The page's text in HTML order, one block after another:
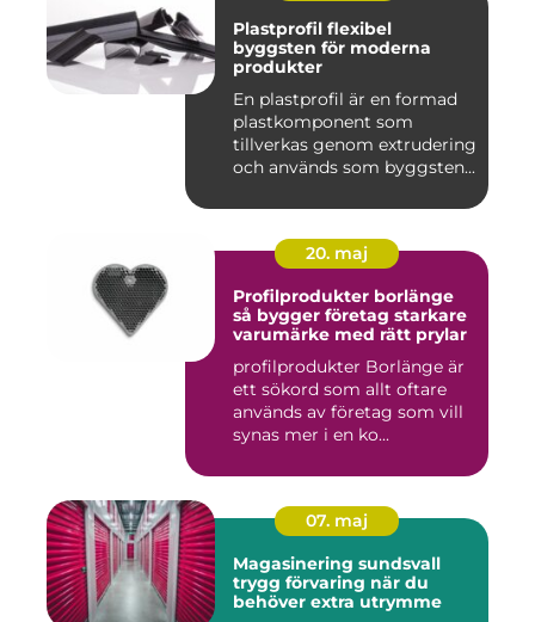
Plastprofil flexibel
byggsten för moderna
produkter
En plastprofil är en formad
plastkomponent som
tillverkas genom extrudering
och används som byggsten...
20. maj
Profilprodukter borlänge
så bygger företag starkare
varumärke med rätt prylar
profilprodukter Borlänge är
ett sökord som allt oftare
används av företag som vill
synas mer i en ko...
07. maj
Magasinering sundsvall
trygg förvaring när du
behöver extra utrymme